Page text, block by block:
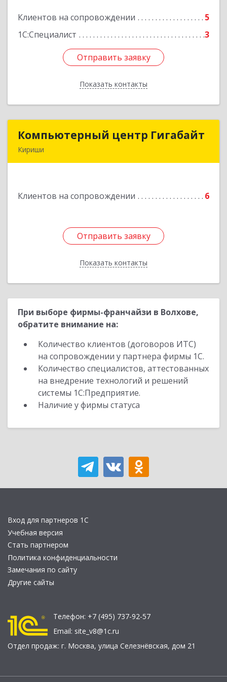
Клиентов на сопровождении
5
1С:Специалист
3
Отправить заявку
Показать контакты
Подробнее
Отправить заявку
Назад
Компьютерный центр Гигабайт
Кириши
Клиентов на сопровождении 6
Отправить заявку
Показать контакты
Компьютерный центр Гигабайт
Подробнее
Отправить заявку
Назад
При выборе фирмы-франчайзи в Волхове,
обратите внимание на:
Количество клиентов (договоров ИТС)
на сопровождении у партнера фирмы 1С.
Количество специалистов, аттестованных
на внедрение технологий и решений
системы 1С:Предприятие.
Наличие у фирмы статуса
Вход для партнеров 1С
Учебная версия
Стать партнером
Политика конфиденциальности
Замечания по сайту
Другие сайты
Телефон: +7 (495) 737-92-57
Email: site_v8@1c.ru
Отдел продаж: г. Москва, улица Селезнёвская, дом 21